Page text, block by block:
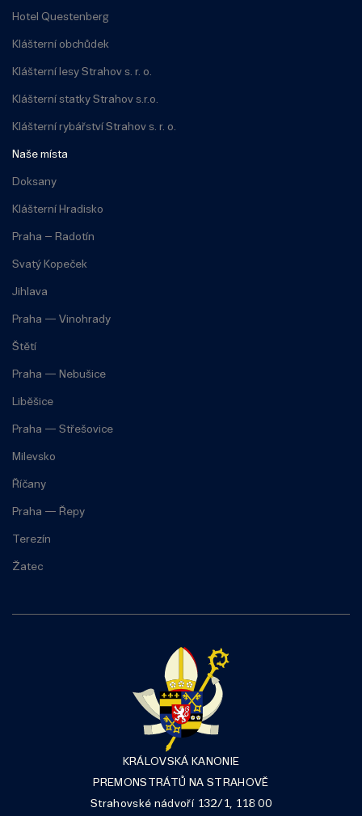
Hotel Questenberg
Klášterní obchůdek
Klášterní lesy Strahov s. r. o.
Klášterní statky Strahov s.r.o.
Klášterní rybářství Strahov s. r. o.
KRÁLOVSKÁ KANONIE
PREMONSTRÁTŮ NA STRAHOVĚ
Strahovské nádvoří 132/1, 118 00
Naše místa
Doksany
Klášterní Hradisko
Praha – Radotín
Svatý Kopeček
Jihlava
Praha — Vinohrady
Štětí
Praha — Nebušice
Liběšice
Praha — Střešovice
Milevsko
Říčany
Praha — Řepy
Terezín
Žatec